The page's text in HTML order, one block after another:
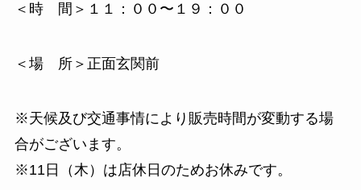
＜時 間＞１１：００〜１９：００
＜場 所＞正面玄関前
※天候及び交通事情により販売時間が変動する場
合がございます。
※11日（木）は店休日のためお休みです。